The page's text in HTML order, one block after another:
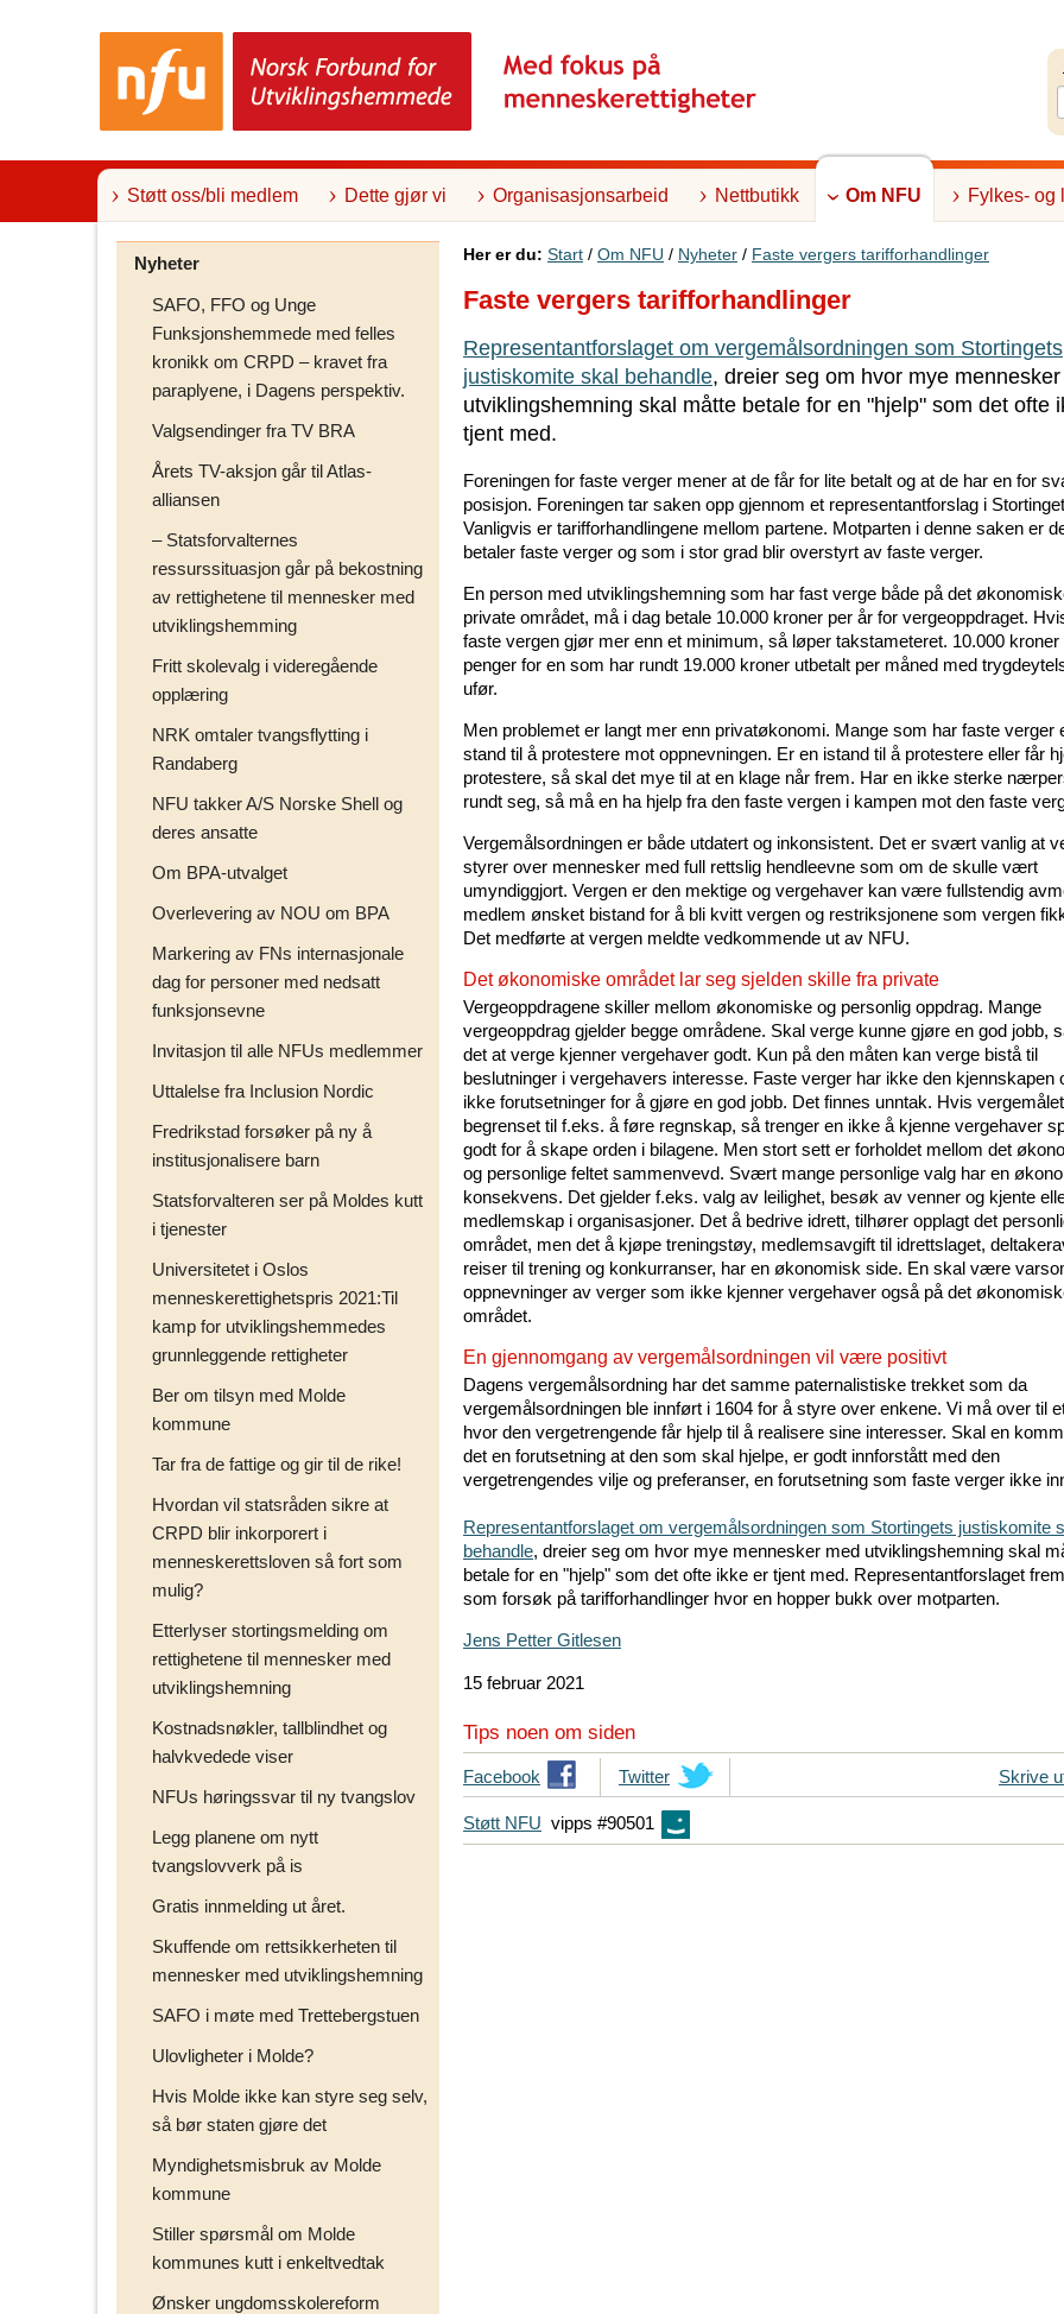
o
Støtt oss/bli medlem Dette gjør vi Organisasjonsarbeid Nettbutikk Om NFU Fylkes- og
Nyheter
SAFO, FFO og Unge
Funksjonshemmede med felles
kronikk om CRPD – kravet fra
paraplyene, i Dagens perspektiv.
Valgsendinger fra TV BRA
Årets TV-aksjon går til Atlas-
alliansen
– Statsforvalternes
ressurssituasjon går på bekostning
av rettighetene til mennesker med
utviklingshemming
Fritt skolevalg i videregående
opplæring
NRK omtaler tvangsflytting i
Randaberg
NFU takker A/S Norske Shell og
deres ansatte
Om BPA-utvalget
Overlevering av NOU om BPA
Markering av FNs internasjonale
dag for personer med nedsatt
funksjonsevne
Invitasjon til alle NFUs medlemmer
Uttalelse fra Inclusion Nordic
Fredrikstad forsøker på ny å
institusjonalisere barn
Statsforvalteren ser på Moldes kutt
i tjenester
Universitetet i Oslos
menneskerettighetspris 2021:Til
kamp for utviklingshemmedes
grunnleggende rettigheter
Ber om tilsyn med Molde
kommune
Tar fra de fattige og gir til de rike!
Hvordan vil statsråden sikre at
CRPD blir inkorporert i
menneskerettsloven så fort som
mulig?
Etterlyser stortingsmelding om
rettighetene til mennesker med
utviklingshemning
Kostnadsnøkler, tallblindhet og
halvkvedede viser
NFUs høringssvar til ny tvangslov
Legg planene om nytt
tvangslovverk på is
Gratis innmelding ut året.
Skuffende om rettsikkerheten til
mennesker med utviklingshemning
SAFO i møte med Trettebergstuen
Ulovligheter i Molde?
Hvis Molde ikke kan styre seg selv,
så bør staten gjøre det
Myndighetsmisbruk av Molde
kommune
Stiller spørsmål om Molde
kommunes kutt i enkeltvedtak
Ønsker ungdomsskolereform
Her er du: Start / Om NFU / Nyheter / Faste vergers tarifforhandlinger
Faste vergers tarifforhandlinger
Representantforslaget om vergemålsordningen som Stortingets
justiskomite skal behandle, dreier seg om hvor mye
utviklingshemning skal måtte betale for en "hjelp" som det ofte
tjent med.
Foreningen for faste verger mener at de får for lite betalt og at de har en for
posisjon. Foreningen tar saken opp gjennom et representantforslag i
Vanligvis er tarifforhandlingene mellom partene. Motparten i denne saken er
betaler faste verger og som i stor grad blir overstyrt av faste verger.
En person med utviklingshemning som har fast verge både på det
private området, må i dag betale 10.000 kroner per år for vergeoppdraget.
faste vergen gjør mer enn et minimum, så løper takstameteret. 10.000
penger for en som har rundt 19.000 kroner utbetalt per måned med
ufør.
Men problemet er langt mer enn privatøkonomi. Mange som har faste verger
stand til å protestere mot oppnevningen. Er en istand til å protestere eller får
protestere, så skal det mye til at en klage når frem. Har en ikke sterke
rundt seg, så må en ha hjelp fra den faste vergen i kampen mot den faste
Vergemålsordningen er både utdatert og inkonsistent. Det er svært vanlig at
styrer over mennesker med full rettslig hendleevne som om de skulle vært
umyndiggjort. Vergen er den mektige og vergehaver kan være fullstendig
medlem ønsket bistand for å bli kvitt vergen og restriksjonene som vergen
Det medførte at vergen meldte vedkommende ut av NFU.
Det økonomiske området lar seg sjelden skille fra private
Vergeoppdragene skiller mellom økonomiske og personlig oppdrag. Mange
vergeoppdrag gjelder begge områdene. Skal verge kunne gjøre en god jobb,
det at verge kjenner vergehaver godt. Kun på den måten kan verge bistå til
beslutninger i vergehavers interesse. Faste verger har ikke den kjennskapen
ikke forutsetninger for å gjøre en god jobb. Det finnes unntak. Hvis
begrenset til f.eks. å føre regnskap, så trenger en ikke å kjenne vergehaver
godt for å skape orden i bilagene. Men stort sett er forholdet mellom det
og personlige feltet sammenvevd. Svært mange personlige valg har en
konsekvens. Det gjelder f.eks. valg av leilighet, besøk av venner og kjente
medlemskap i organisasjoner. Det å bedrive idrett, tilhører opplagt det
området, men det å kjøpe treningstøy, medlemsavgift til idrettslaget,
reiser til trening og konkurranser, har en økonomisk side. En skal være
oppnevninger av verger som ikke kjenner vergehaver også på det
området.
En gjennomgang av vergemålsordningen vil være positivt
Dagens vergemålsordning har det samme paternalistiske trekket som da
vergemålsordningen ble innført i 1604 for å styre over enkene. Vi må over til
hvor den vergetrengende får hjelp til å realisere sine interesser. Skal en
det en forutsetning at den som skal hjelpe, er godt innforstått med den
vergetrengendes vilje og preferanser, en forutsetning som faste verger ikke
Representantforslaget om vergemålsordningen som Stortingets justiskomite
behandle, dreier seg om hvor mye mennesker med utviklingshemning skal
betale for en "hjelp" som det ofte ikke er tjent med. Representantforslaget
som forsøk på tarifforhandlinger hvor en hopper bukk over motparten.
Jens Petter Gitlesen
15 februar 2021
Tips noen om siden
T
i
p
Facebook
T
i
p
Twitter Skrive
Støtt NFU vipps #90501